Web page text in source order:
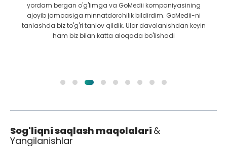
yordam bergan o'g'limga va GoMedii kompaniyasining
ajoyib jamoasiga minnatdorchilik bildirdim. GoMedii-ni
tanlashda biz to'g'ri tanlov qildik. Ular davolanishdan keyin
ham biz bilan katta aloqada bo'lishadi
Sog'liqni saqlash maqolalari &
Yangilanishlar